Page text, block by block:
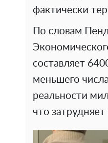
фактически
По словам
составляет
меньшего
реальности
что